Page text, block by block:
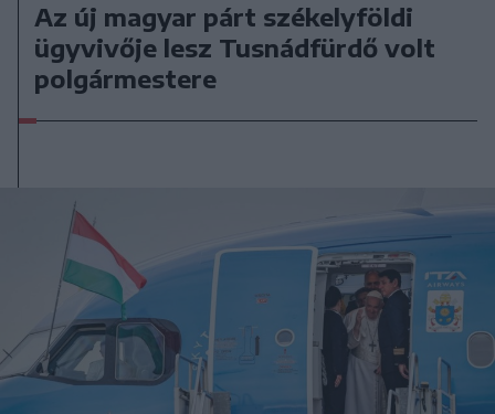
Az új magyar párt székelyföldi
ügyvivője lesz Tusnádfürdő volt
polgármestere